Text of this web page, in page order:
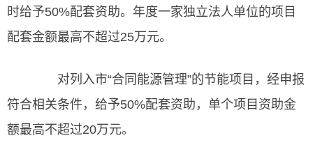
时给予50%配套资助。年度一家独立法人单位的项目
配套金额最高不超过25万元。
对列入市“合同能源管理”的节能项目，经申报
符合相关条件，给予50%配套资助，单个项目资助金
额最高不超过20万元。